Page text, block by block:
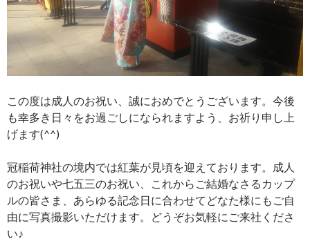
この度は成人のお祝い、誠におめでとうございます。今後
も幸多き日々をお過ごしになられますよう、お祈り申し上
げます(^^)
冠稲荷神社の境内では紅葉が見頃を迎えております。成人
のお祝いや七五三のお祝い、これからご結婚なさるカップ
ルの皆さま、あらゆる記念日に合わせてどなた様にもご自
由に写真撮影いただけます。どうぞお気軽にご来社くださ
い♪